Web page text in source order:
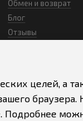
Обмен и возврат
Блог
Отзывы
Мы в соцсетях
целей, а
Подробнее